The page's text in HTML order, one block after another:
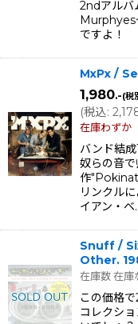
2ndアル
Murphyes
ですよ！
MxPx /
1,980.-(税
(税込:
在庫わずか
バンド結
奴らの音
作
リンクル
イアン・ベ
Snuff /
Other.
在庫数 在庫
この価格
コレクシ